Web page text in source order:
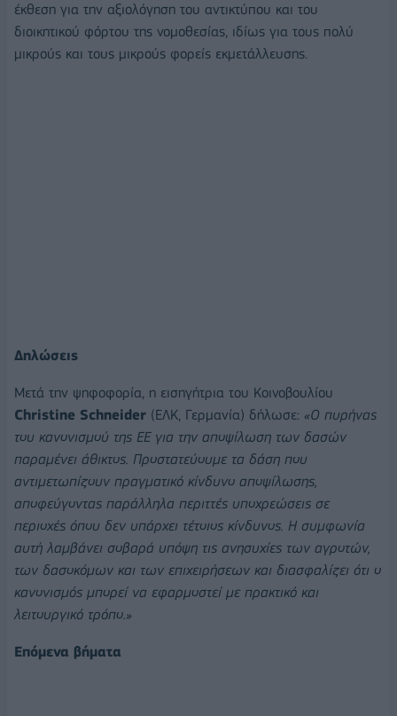
έκθεση για την αξιολόγηση του αντικτύπου και του
διοικητικού φόρτου της νομοθεσίας, ιδίως για τους πολύ
μικρούς και τους μικρούς φορείς εκμετάλλευσης.
Δηλώσεις
Μετά την ψηφοφορία, η εισηγήτρια του Κοινοβουλίου
Christine Schneider (ΕΛΚ, Γερμανία) δήλωσε: «Ο πυρήνας
του κανονισμού της ΕΕ για την αποψίλωση των δασών
παραμένει άθικτος. Προστατεύουμε τα δάση που
αντιμετωπίζουν πραγματικό κίνδυνο αποψίλωσης,
αποφεύγοντας παράλληλα περιττές υποχρεώσεις σε
περιοχές όπου δεν υπάρχει τέτοιος κίνδυνος. Η συμφωνία
αυτή λαμβάνει σοβαρά υπόψη τις ανησυχίες των αγροτών,
των δασοκόμων και των επιχειρήσεων και διασφαλίζει ότι ο
κανονισμός μπορεί να εφαρμοστεί με πρακτικό και
λειτουργικό τρόπο.»
Επόμενα βήματα